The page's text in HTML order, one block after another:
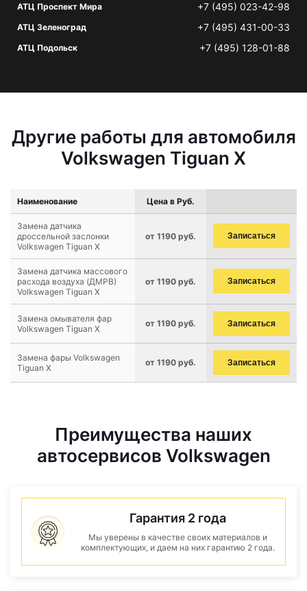
АТЦ Проспект Мира +7 (495) 023-42-98
АТЦ Зеленоград +7 (495) 431-00-33
АТЦ Подольск +7 (495) 128-01-88
Другие работы для автомобиля
Volkswagen Tiguan X
Наименование Цена в Руб.
Замена датчика
дроссельной заслонки
Volkswagen Tiguan X
от 1190 руб. Записаться
Замена датчика массового
расхода воздуха (ДМРВ)
Volkswagen Tiguan X
от 1190 руб. Записаться
Замена омывателя фар
Volkswagen Tiguan X
от 1190 руб. Записаться
Замена фары Volkswagen
Tiguan X
от 1190 руб. Записаться
Преимущества наших
автосервисов Volkswagen
Гарантия 2 года
Мы уверены в качестве своих материалов и
комплектующих, и даем на них гарантию 2 года.